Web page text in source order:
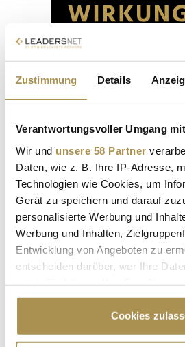
Zustimmung Details
Verantwortungsvoller Umgang
Wir und unsere 58 Partner
Daten, wie z. B. Ihre IP-Adresse,
Technologien wie Cookies, um
Gerät zu speichern und darauf
personalisierte Werbung und
Werbung und Inhalten,
Entwicklung von Angeboten zu
entscheiden darüber, wer Ihre
Cookie-Erklärung oder durch
Trigger Symbol ändern oder
Cookies